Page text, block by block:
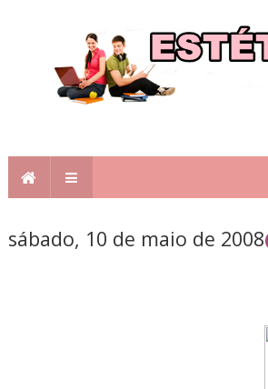
sábado, 10 de maio de 2008